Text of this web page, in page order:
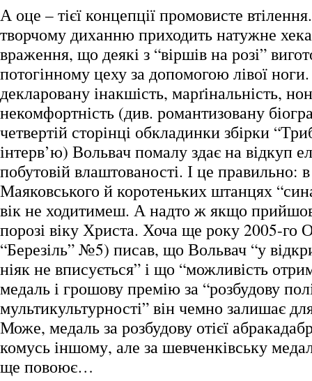
А оце – тієї концепції промовисте
творчому диханню приходить натужне
враження, що деякі з “віршів на розі”
потогінному цеху за допомогою лівої
декларовану інакшість, марґінальність,
некомфортність (див. романтизовану
четвертій сторінці обкладинки збірки
інтерв’ю) Вольвач помалу здає на відкуп
побутовій влаштованості. І це правильно:
Маяковського й коротеньких штанцях
вік не ходитимеш. А надто ж якщо
порозі віку Христа. Хоча ще року 2005-
“Березіль” №5) писав, що Вольвач “у
ніяк не вписується” і що “можливість
медаль і грошову премію за “розбудову
мультикультурності” він чемно залишає
Може, медаль за розбудову отієї
комусь іншому, але за шевченківську
ще повоює…